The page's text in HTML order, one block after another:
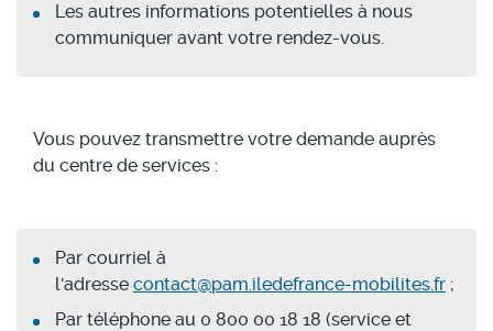
Les autres informations potentielles à nous
communiquer avant votre rendez-vous.
Vous pouvez transmettre votre demande auprès
du centre de services :
Par courriel à
l'adresse contact@pam.iledefrance-mobilites.fr ;
Par téléphone au 0 800 00 18 18 (service et